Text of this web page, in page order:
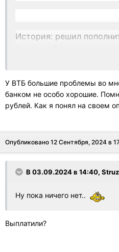
История: решил
надолго задумался
Сразу позвонил на 1000
итоге создано
Решил для проверки
потом ошибка и чек.
Оставшиеся 100к внёс в
У ВТБ большие проблемы во
банком не особо хорошие.
рублей. Как я понял на своем
Опубликовано 12 Сентября, 2024 в
В 03.09.2024 в 14:40,
Ну пока ничего нет..
Выплатили?